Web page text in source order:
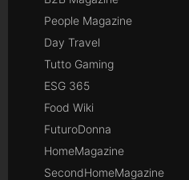
People Magazine
Day Travel
Tutto Gaming
ESG 365
Food Wiki
FuturoDonna
HomeMagazine
SecondHomeMagazine